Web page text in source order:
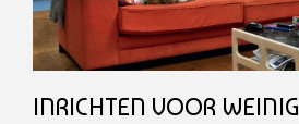
INRICHTEN VOOR WEINIG